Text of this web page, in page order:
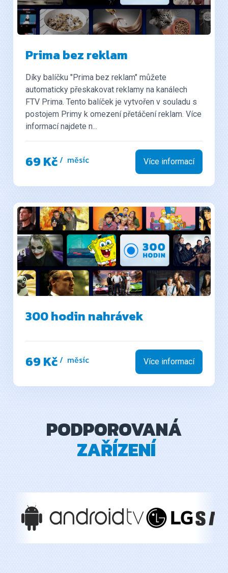
Prima bez reklam
Díky balíčku "Prima bez reklam" můžete
automaticky přeskakovat reklamy na kanálech
FTV Prima. Tento balíček je vytvořen v souladu s
postojem Primy k omezení přetáčení reklam. Více
informací najdete n...
69 Kč/ měsíc Více informací
300 hodin nahrávek
69 Kč/ měsíc Více informací
PODPOROVANÁ
ZAŘÍZENÍ